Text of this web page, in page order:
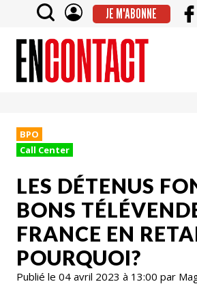
JE M'ABONNE
BPO
Call Center
LES DÉTENUS
BONS
FRANCE EN
POURQUOI?
Publié le 04 avril 2023 à 13:00 par